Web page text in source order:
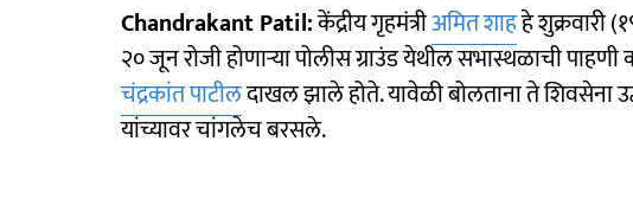
Chandrakant Patil:केंद्रीय गृहमंत्रीअमित शाहहे शुक्रवारी
२० जून रोजी होणाऱ्या पोलीस ग्राउंड येथील सभास्थळाची
चंद्रकांत पाटीलदाखल झाले होते. यावेळी बोलताना ते शिवसेना
यांच्यावर चांगलेच बरसले.